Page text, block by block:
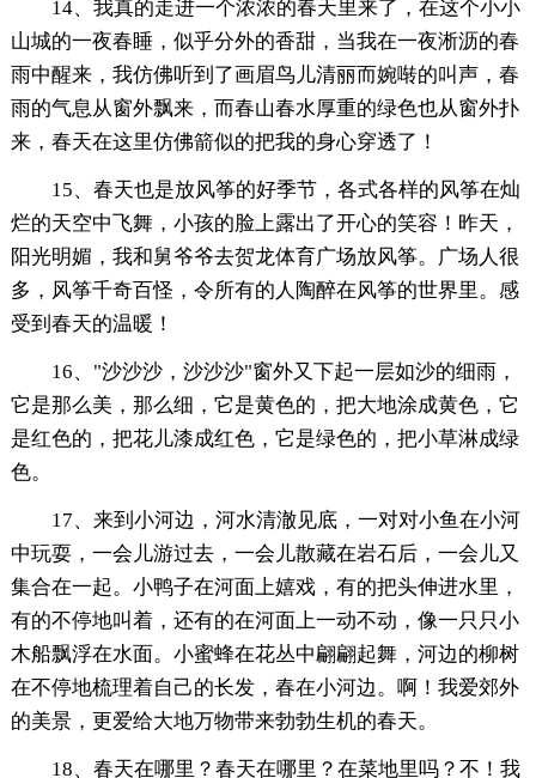
14、我真的走进一个浓浓的春天里来了，在这个小小
山城的一夜春睡，似乎分外的香甜，当我在一夜淅沥的春
雨中醒来，我仿佛听到了画眉鸟儿清丽而婉啭的叫声，春
雨的气息从窗外飘来，而春山春水厚重的绿色也从窗外扑
来，春天在这里仿佛箭似的把我的身心穿透了！
15、春天也是放风筝的好季节，各式各样的风筝在灿
烂的天空中飞舞，小孩的脸上露出了开心的笑容！昨天，
阳光明媚，我和舅爷爷去贺龙体育广场放风筝。广场人很
多，风筝千奇百怪，令所有的人陶醉在风筝的世界里。感
受到春天的温暖！
16、"沙沙沙，沙沙沙"窗外又下起一层如沙的细雨，
它是那么美，那么细，它是黄色的，把大地涂成黄色，它
是红色的，把花儿漆成红色，它是绿色的，把小草淋成绿
色。
17、来到小河边，河水清澈见底，一对对小鱼在小河
中玩耍，一会儿游过去，一会儿散藏在岩石后，一会儿又
集合在一起。小鸭子在河面上嬉戏，有的把头伸进水里，
有的不停地叫着，还有的在河面上一动不动，像一只只小
木船飘浮在水面。小蜜蜂在花丛中翩翩起舞，河边的柳树
在不停地梳理着自己的长发，春在小河边。啊！我爱郊外
的美景，更爱给大地万物带来勃勃生机的春天。
18、春天在哪里？春天在哪里？在菜地里吗？不！我